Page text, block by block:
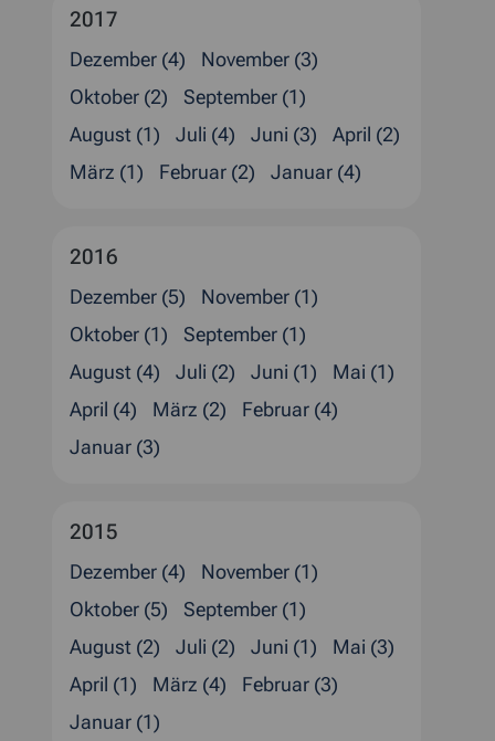
2017
Dezember (4)
November (3)
Oktober (2)
September (1)
August (1)
Juli (4) Juni (3)
April (2)
März (1)
Februar (2) Januar (4)
2016
Dezember (5)
November (1)
Oktober (1)
September (1)
August (4)
Juli (2) Juni (1)
Mai (1)
April (4)
März (2)
Februar (4)
Januar (3)
2015
Dezember (4)
November (1)
Oktober (5)
September (1)
August (2)
Juli (2) Juni (1)
Mai (3)
April (1)
März (4)
Februar (3)
Januar (1)